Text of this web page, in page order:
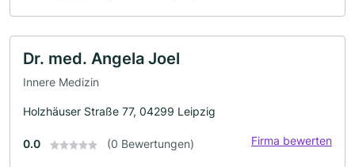
Dr. med. Angela Joel
Innere Medizin
Holzhäuser Straße 77, 04299 Leipzig
0.0 (0 Bewertungen) Firma bewerten